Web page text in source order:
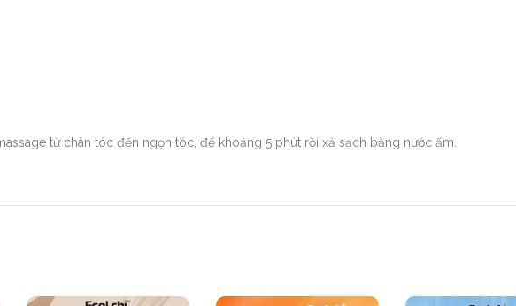
từ chân tóc đến ngọn tóc, để khoảng 5 phút rồi xả sạch bằng nước ấm.